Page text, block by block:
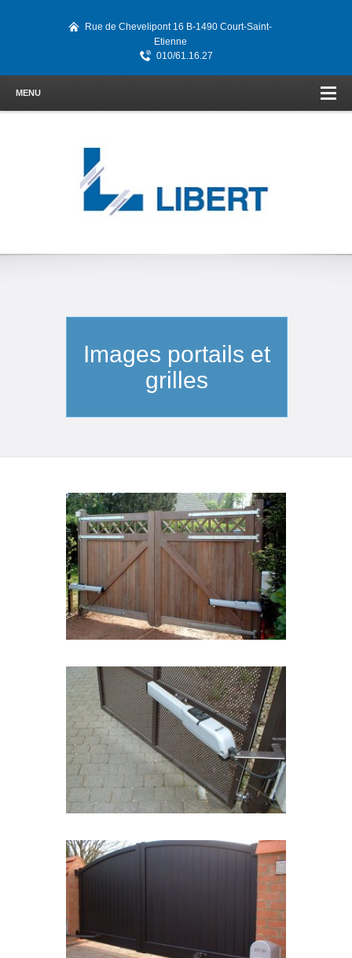
Rue de Chevelipont 16 B-1490 Court-Saint-
Etienne
010/61.16.27
MENU
Images portails et
grilles